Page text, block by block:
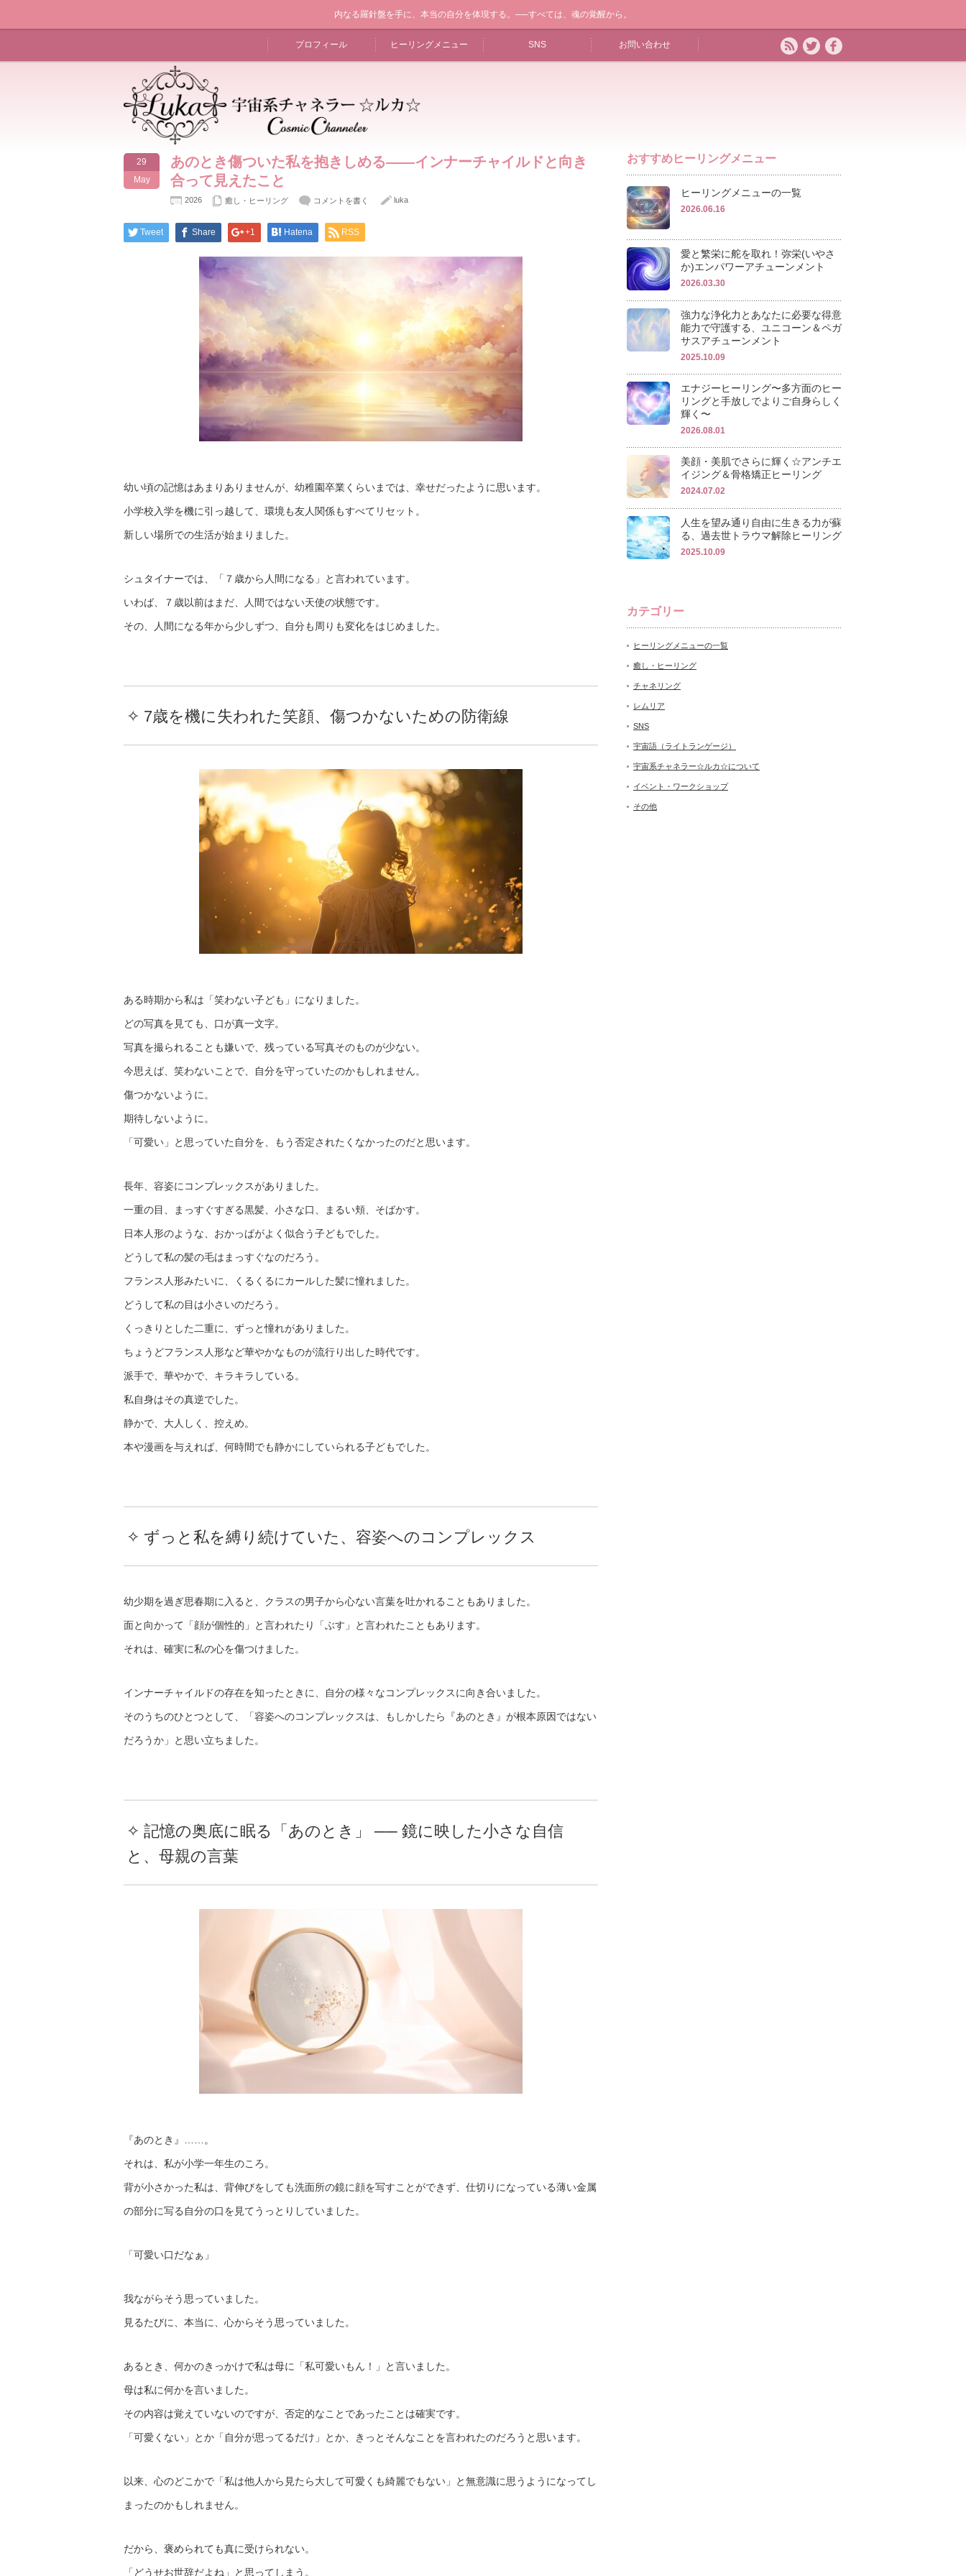
内なる羅針盤を手に、本当の自分を体現する。──すべては、魂の覚醒から。
プロフィール ヒーリングメニュー SNS お問い合わせ
29
May
あのとき傷ついた私を抱きしめる——インナーチャイルドと向き
合って見えたこと
2026 癒し・ヒーリング コメントを書く luka
Tweet Share +1 Hatena RSS
幼い頃の記憶はあまりありませんが、幼稚園卒業くらいまでは、幸せだったように思います。
小学校入学を機に引っ越して、環境も友人関係もすべてリセット。
新しい場所での生活が始まりました。
シュタイナーでは、「７歳から人間になる」と言われています。
いわば、７歳以前はまだ、人間ではない天使の状態です。
その、人間になる年から少しずつ、自分も周りも変化をはじめました。
✧ 7歳を機に失われた笑顔、傷つかないための防衛線
ある時期から私は「笑わない子ども」になりました。
どの写真を見ても、口が真一文字。
写真を撮られることも嫌いで、残っている写真そのものが少ない。
今思えば、笑わないことで、自分を守っていたのかもしれません。
傷つかないように。
期待しないように。
「可愛い」と思っていた自分を、もう否定されたくなかったのだと思います。
長年、容姿にコンプレックスがありました。
一重の目、まっすぐすぎる黒髪、小さな口、まるい頬、そばかす。
日本人形のような、おかっぱがよく似合う子どもでした。
どうして私の髪の毛はまっすぐなのだろう。
フランス人形みたいに、くるくるにカールした髪に憧れました。
どうして私の目は小さいのだろう。
くっきりとした二重に、ずっと憧れがありました。
ちょうどフランス人形など華やかなものが流行り出した時代です。
派手で、華やかで、キラキラしている。
私自身はその真逆でした。
静かで、大人しく、控えめ。
本や漫画を与えれば、何時間でも静かにしていられる子どもでした。
✧ ずっと私を縛り続けていた、容姿へのコンプレックス
幼少期を過ぎ思春期に入ると、クラスの男子から心ない言葉を吐かれることもありました。
面と向かって「顔が個性的」と言われたり「ぶす」と言われたこともあります。
それは、確実に私の心を傷つけました。
インナーチャイルドの存在を知ったときに、自分の様々なコンプレックスに向き合いました。
そのうちのひとつとして、「容姿へのコンプレックスは、もしかしたら『あのとき』が根本原因ではない
だろうか」と思い立ちました。
✧ 記憶の奥底に眠る「あのとき」 ── 鏡に映した小さな自信
と、母親の言葉
『あのとき』……。
それは、私が小学一年生のころ。
背が小さかった私は、背伸びをしても洗面所の鏡に顔を写すことができず、仕切りになっている薄い金属
の部分に写る自分の口を見てうっとりしていました。
「可愛い口だなぁ」
我ながらそう思っていました。
見るたびに、本当に、心からそう思っていました。
あるとき、何かのきっかけで私は母に「私可愛いもん！」と言いました。
母は私に何かを言いました。
その内容は覚えていないのですが、否定的なことであったことは確実です。
「可愛くない」とか「自分が思ってるだけ」とか、きっとそんなことを言われたのだろうと思います。
以来、心のどこかで「私は他人から見たら大して可愛くも綺麗でもない」と無意識に思うようになってし
まったのかもしれません。
だから、褒められても真に受けられない。
「どうせお世辞だよね」と思ってしまう。
おすすめヒーリングメニュー
ヒーリングメニューの一覧
2026.06.16
愛と繁栄に舵を取れ！弥栄(いやさ
か)エンパワーアチューンメント
2026.03.30
強力な浄化力とあなたに必要な得意
能力で守護する、ユニコーン＆ペガ
サスアチューンメント
2025.10.09
エナジーヒーリング〜多方面のヒー
リングと手放しでよりご自身らしく
輝く〜
2026.08.01
美顔・美肌でさらに輝く☆アンチエ
イジング＆骨格矯正ヒーリング
2024.07.02
人生を望み通り自由に生きる力が蘇
る、過去世トラウマ解除ヒーリング
2025.10.09
カテゴリー
ヒーリングメニューの一覧
癒し・ヒーリング
チャネリング
レムリア
SNS
宇宙語（ライトランゲージ）
宇宙系チャネラー☆ルカ☆について
イベント・ワークショップ
その他